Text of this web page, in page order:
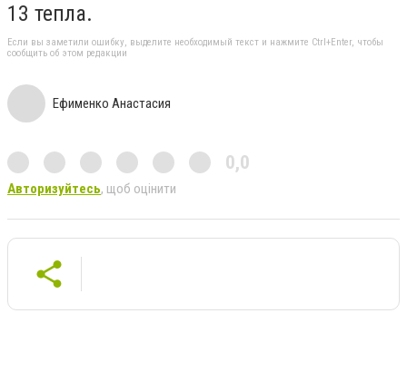
13 тепла.
Если вы заметили ошибку, выделите необходимый текст и нажмите Ctrl+Enter, чтобы
сообщить об этом редакции
Ефименко Анастасия
0,0
Авторизуйтесь, щоб оцінити